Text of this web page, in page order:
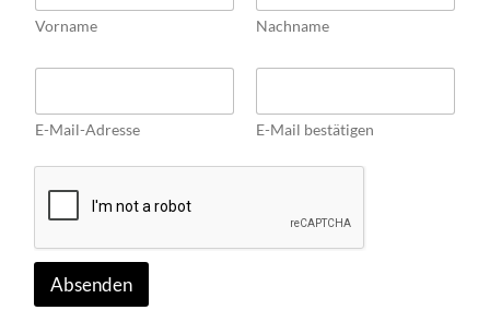
m
e
Vorname Nachname
i
*
E
a
iE-Mail-Adresse E-Mail bestätigen
Absenden